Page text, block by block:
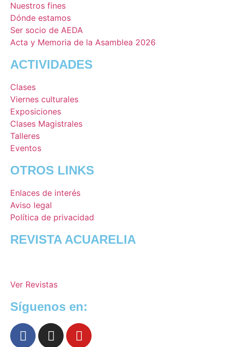
Nuestros fines
Dónde estamos
Ser socio de AEDA
Acta y Memoria de la Asamblea 2026
ACTIVIDADES
Clases
Viernes culturales
Exposiciones
Clases Magistrales
Talleres
Eventos
OTROS LINKS
Enlaces de interés
Aviso legal
Política de privacidad
REVISTA ACUARELIA
Ver Revistas
Síguenos en: